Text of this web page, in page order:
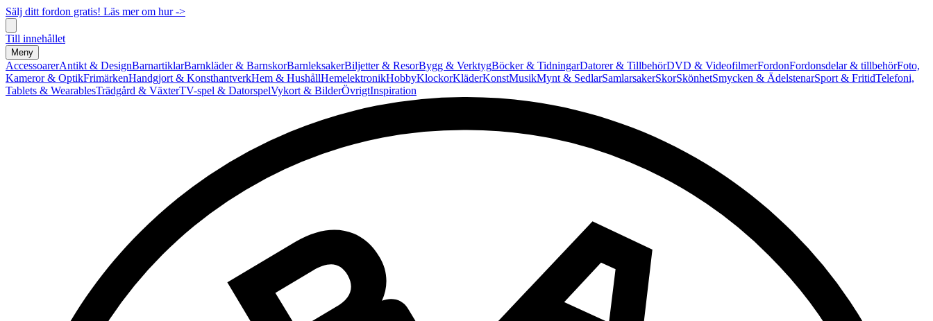
Sälj ditt fordon gratis! Läs mer om hur ->
Till innehållet
Meny
AccessoarerAntikt & DesignBarnartiklarBarnkläder & BarnskorBarnleksakerBiljetter & ResorBygg & VerktygBöcker & TidningarDatorer & TillbehörDVD & VideofilmerFordonFordonsdelar & tillbehörFoto,
Kameror & OptikFrimärkenHandgjort & KonsthantverkHem & HushållHemelektronikHobbyKlockorKläderKonstMusikMynt & SedlarSamlarsakerSkorSkönhetSmycken & ÄdelstenarSport & FritidTelefoni,
Tablets & WearablesTrädgård & VäxterTV-spel & DatorspelVykort & BilderÖvrigtInspiration